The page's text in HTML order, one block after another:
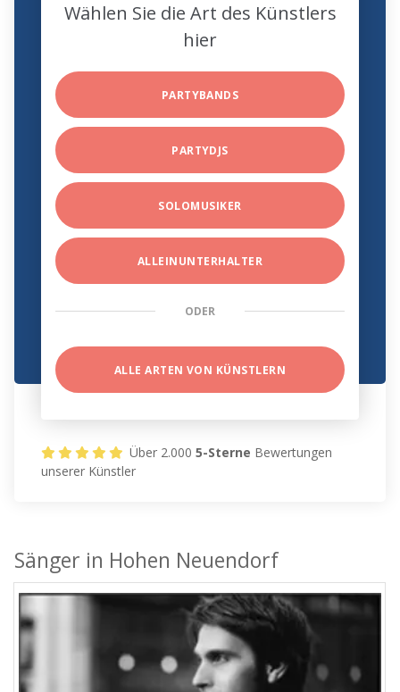
Wählen Sie die Art des Künstlers
hier
PARTYBANDS
PARTYDJS
SOLOMUSIKER
ALLEINUNTERHALTER
ODER
ALLE ARTEN VON KÜNSTLERN
Über 2.0005-Sterne Bewertungen
unserer Künstler
Sänger in Hohen Neuendorf